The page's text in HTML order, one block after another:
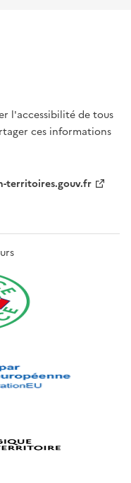
l'accessibilité de tous
ces informations
territoires.gouv.fr